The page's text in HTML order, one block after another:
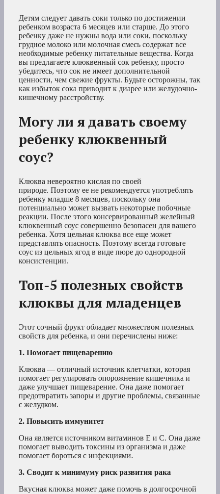
Детям следует давать соки только по достижении
ребенком возраста 6 месяцев или старше. До этого
ребенку даже не нужны вода или соки, поскольку
грудное молоко или молочная смесь содержат все
необходимые ребенку питательные вещества. Когда
вы предлагаете клюквенный сок ребенку, просто
убедитесь, что сок не имеет дополнительной
ценности, чем свежие фрукты. Будьте осторожны, так
как избыток сока приводит к диарее или желудочно-
кишечному расстройству.
Могу ли я давать своему
ребенку клюквенный
соус?
Клюква невероятно кислая по своей
природе. Поэтому ее не рекомендуется употреблять
ребенку младше 8 месяцев, поскольку она
потенциально может вызвать некоторые побочные
реакции. После этого консервированный желейный
клюквенный соус совершенно безопасен для вашего
ребенка. Хотя цельная клюква все еще может
представлять опасность. Поэтому всегда готовьте
соус из цельных ягод в виде пюре до однородной
консистенции.
Топ-5 полезных свойств
клюквы для младенцев
Этот сочный фрукт обладает множеством полезных
свойств для ребенка, и они перечислены ниже:
1. Помогает пищеварению
Клюква — отличный источник клетчатки, которая
помогает регулировать опорожнение кишечника и
даже улучшает пищеварение. Она даже помогает
предотвратить запоры и другие проблемы, связанные
с желудком.
2. Повысить иммунитет
Она является источником витаминов Е и С. Она даже
помогает выводить токсины из организма и даже
помогает бороться с инфекциями.
3. Сводит к минимуму риск развития рака
Вкусная клюква может даже помочь в долгосрочной